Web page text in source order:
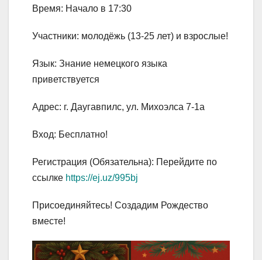
​Время: Начало в 17:30
​Участники: молодёжь (13-25 лет) и взрослые!
​Язык: Знание немецкого языка
приветствуется
​Адрес: г. Даугавпилс, ул. Михоэлса 7-1а
​Вход: Бесплатно!
​Регистрация (Обязательна): Перейдите по
ссылке https://ej.uz/995bj
​Присоединяйтесь! Создадим Рождество
вместе!